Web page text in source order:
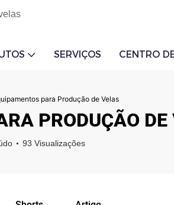
SERVIÇOS CENTRO
para Produção de Velas
PRODUÇÃO
93 Visualizações